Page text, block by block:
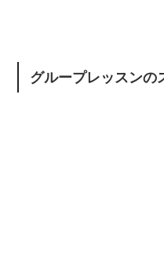
グループレッスンの